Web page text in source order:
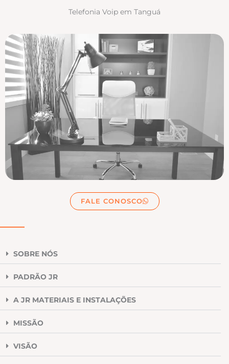
Telefonia Voip em Tanguá
FALE CONOSCO
SOBRE NÓS
PADRÃO JR
A JR MATERIAIS E INSTALAÇÕES
MISSÃO
VISÃO